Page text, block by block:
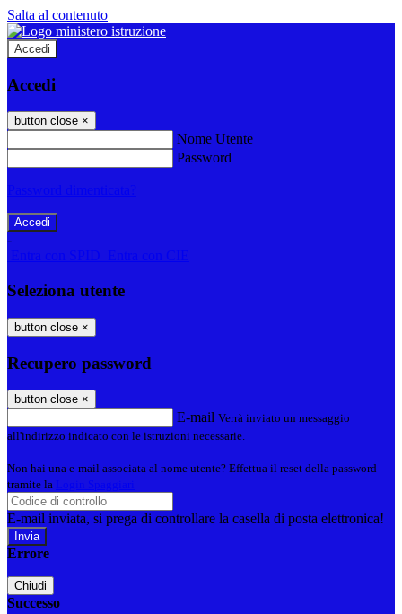
Salta al contenuto
Accedi
Accedi
button close ×
Nome Utente
Password
-
Seleziona utente
button close ×
Recupero password
button close ×
E-mail Verrà inviato un messaggio
all'indirizzo indicato con le istruzioni necessarie.
Non hai una e-mail associata al nome utente? Effettua il reset della password
tramite la
E-mail inviata, si prega di controllare la casella di posta elettronica!
Errore
Chiudi
Successo